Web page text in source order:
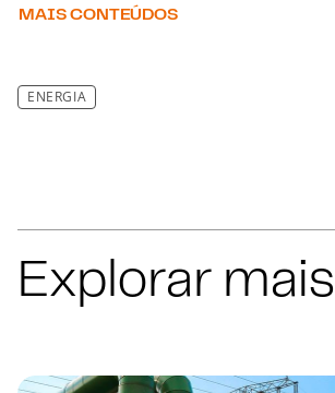
MAIS CONTEÚDOS
ENERGIA
Explorar mais